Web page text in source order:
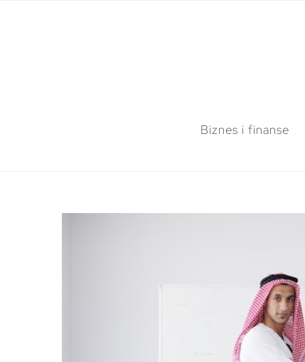
Biznes i finanse